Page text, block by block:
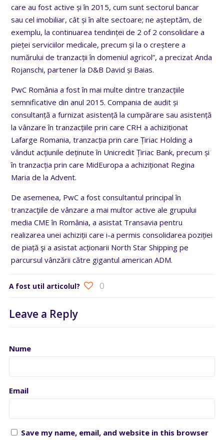
care au fost active și în 2015, cum sunt sectorul bancar
sau cel imobiliar, cât și în alte sectoare; ne așteptăm, de
exemplu, la continuarea tendinței de 2 of 2 consolidare a
pieței serviciilor medicale, precum și la o creștere a
numărului de tranzacții în domeniul agricol”, a precizat Anda
Rojanschi, partener la D&B David și Baias.
PwC România a fost în mai multe dintre tranzacțiile
semnificative din anul 2015. Compania de audit și
consultanță a furnizat asistență la cumpărare sau asistență
la vânzare în tranzacțiile prin care CRH a achiziționat
Lafarge Romania, tranzacția prin care Țiriac Holding a
vândut acțiunile deținute în Unicredit Țiriac Bank, precum și
în tranzacția prin care MidEuropa a achiziționat Regina
Maria de la Advent.
De asemenea, PwC a fost consultantul principal în
tranzacţiile de vânzare a mai multor active ale grupului
media CME în România, a asistat Transavia pentru
realizarea unei achiziții care i-a permis consolidarea poziției
de piață şi a asistat acționarii North Star Shipping pe
parcursul vânzării către gigantul american ADM.
A fost util articolul? 0
Leave a Reply
Nume
Email
Save my name, email, and website in this browser